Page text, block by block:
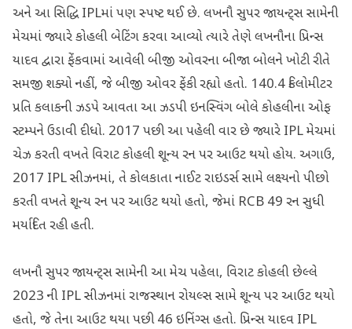
અને આ સિદ્ધિ IPLમાં પણ સ્પષ્ટ થઈ છે. લખનૌ સુપર જાયન્ટ્સ સામેની
મેચમાં જ્યારે કોહલી બેટિંગ કરવા આવ્યો ત્યારે તેણે લખનૌના પ્રિન્સ
યાદવ દ્વારા ફેંકવામાં આવેલી બીજી ઓવરના બીજા બોલને ખોટી રીતે
સમજી શક્યો નહીં, જે બીજી ઓવર ફેંકી રહ્યો હતો. 140.4 કિલોમીટર
પ્રતિ કલાકની ઝડપે આવતા આ ઝડપી ઇનસ્વિંગ બોલે કોહલીના ઓફ
સ્ટમ્પને ઉડાવી દીધો. 2017 પછી આ પહેલી વાર છે જ્યારે IPL મેચમાં
ચેઝ કરતી વખતે વિરાટ કોહલી શૂન્ય રન પર આઉટ થયો હોય. અગાઉ,
2017 IPL સીઝનમાં, તે કોલકાતા નાઈટ રાઇડર્સ સામે લક્ષ્યનો પીછો
કરતી વખતે શૂન્ય રન પર આઉટ થયો હતો, જેમાં RCB 49 રન સુધી
મર્યાદિત રહી હતી.
લખનૌ સુપર જાયન્ટ્સ સામેની આ મેચ પહેલા, વિરાટ કોહલી છેલ્લે
2023 ની IPL સીઝનમાં રાજસ્થાન રોયલ્સ સામે શૂન્ય પર આઉટ થયો
હતો, જે તેના આઉટ થયા પછી 46 ઇનિંગ્સ હતો. પ્રિન્સ યાદવ IPL